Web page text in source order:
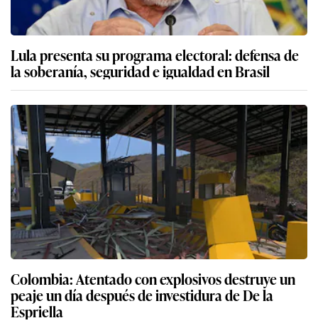
Lula presenta su programa electoral: defensa de
la soberanía, seguridad e igualdad en Brasil
Colombia: Atentado con explosivos destruye un
peaje un día después de investidura de De la
Espriella